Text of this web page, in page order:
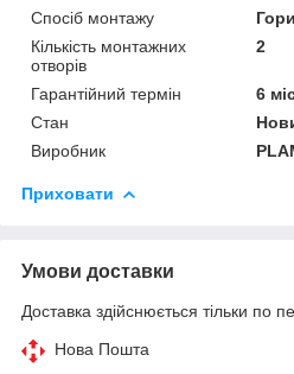
Спосіб монтажу
Кількість монтажних
отворів
2
Гарантійний термін
6
Стан
Виробник
Приховати
Умови доставки
Доставка здійснюється тільки по
Нова Пошта